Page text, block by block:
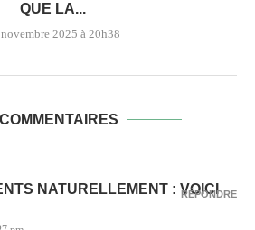
QUE LA...
2025 à 20h38
NATURELLEMENT : VOICI
RÉPONDRE